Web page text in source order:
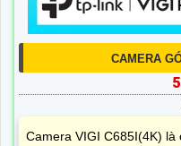
CAMERA
Camera VIGI C685I(4K)